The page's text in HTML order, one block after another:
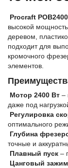
Procraft POB2400
высокой
деревом,
подходит для
кромочного
элементов.
Мотор 2400 Вт –
даже под
Регулировка
оптимального
Глубина
точные и
Плавный пуск –
Цанговый